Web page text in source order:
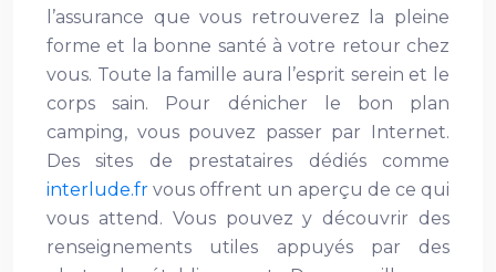
l’assurance que vous retrouverez la pleine
forme et la bonne santé à votre retour chez
vous. Toute la famille aura l’esprit serein et le
corps sain. Pour dénicher le bon plan
camping, vous pouvez passer par Internet.
Des sites de prestataires dédiés comme
interlude.fr vous offrent un aperçu de ce qui
vous attend. Vous pouvez y découvrir des
renseignements utiles appuyés par des